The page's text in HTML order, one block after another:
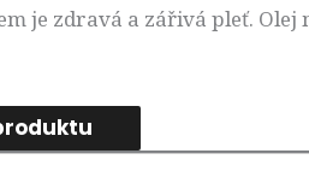
je zdravá a zářivá pleť.